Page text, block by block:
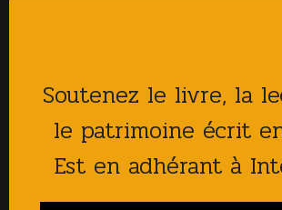
Contact ?
Soutenez le livre, la
le patrimoine écrit
Est en adhérant à